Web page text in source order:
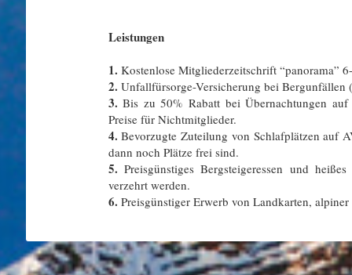
Leistungen
1. Kostenlose Mitgliederzeitschrift “panorama”
2. Unfallfürsorge-Versicherung bei Bergunfällen
3. Bis zu 50% Rabatt bei Übernachtungen
Preise für Nichtmitglieder.
4. Bevorzugte Zuteilung von Schlafplätzen auf
dann noch Plätze frei sind.
5. Preisgünstiges Bergsteigeressen und
verzehrt werden.
6. Preisgünstiger Erwerb von Landkarten,